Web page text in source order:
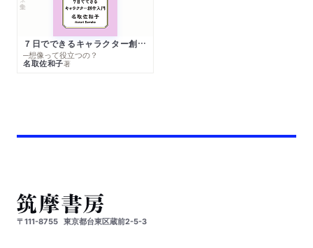
７日でできるキャラクター創作入門
─想像って役立つの？
名取佐和子著
〒111-8755 東京都台東区蔵前2-5-3